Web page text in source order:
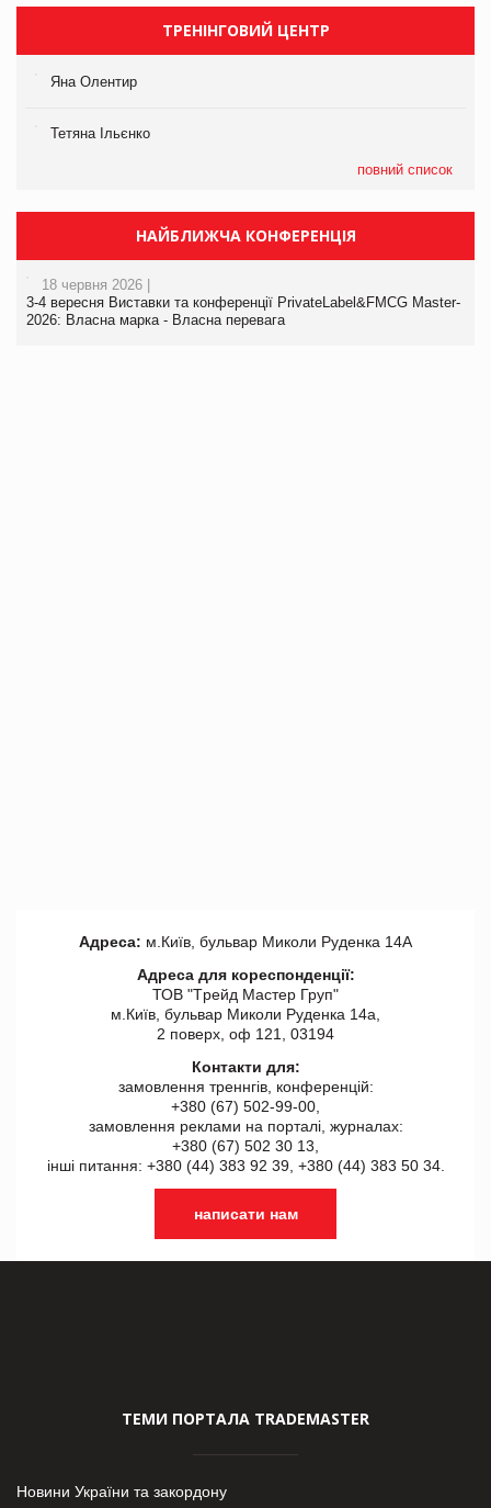
ТРЕНІНГОВИЙ ЦЕНТР
Яна Олентир
Тетяна Ільєнко
повний список
НАЙБЛИЖЧА КОНФЕРЕНЦІЯ
18 червня 2026 |
3-4 вересня Виставки та конференції PrivateLabel&FMCG Master-
2026: Власна марка - Власна перевага
Адреса: м.Київ, бульвар Миколи Руденка 14А
Адреса для кореспонденції:
ТОВ "Tрейд Мастер Груп"
м.Київ, бульвар Миколи Руденка 14а,
2 поверх, оф 121, 03194
Контакти для:
замовлення треннгів, конференцій:
+380 (67) 502-99-00,
замовлення реклами на порталі, журналах:
+380 (67) 502 30 13,
інші питання: +380 (44) 383 92 39, +380 (44) 383 50 34.
написати нам
ТЕМИ ПОРТАЛА TRADEMASTER
Новини України та закордону